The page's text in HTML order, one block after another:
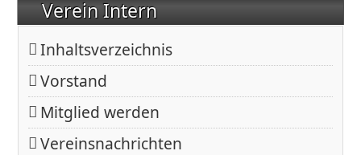
Verein Intern
Inhaltsverzeichnis
Vorstand
Mitglied werden
Vereinsnachrichten